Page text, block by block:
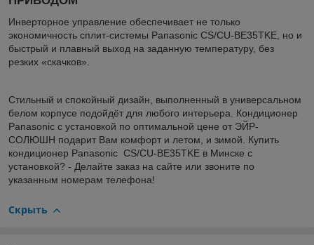
Инверторное управление обеспечивает не только
экономичность сплит-системы Panasonic CS/CU-BE35TKE, но и
быстрый и плавный выход на заданную температуру, без
резких «скачков».
Стильный и спокойный дизайн, выполненный в универсальном
белом корпусе подойдёт для любого интерьера. Кондиционер
Panasonic с установкой по оптимальной цене от ЭЙР-
СОЛЮШН подарит Вам комфорт и летом, и зимой. Купить
кондиционер Panasonic CS/CU-BE35TKE в Минске с
установкой? - Делайте заказ на сайте или звоните по
указанным номерам телефона!
Скрыть